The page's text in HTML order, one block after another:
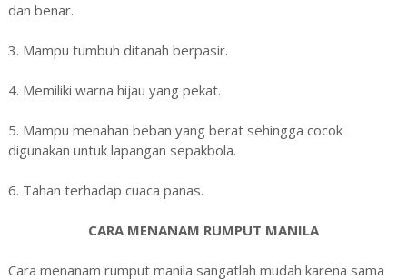
dan benar.
3. Mampu tumbuh ditanah berpasir.
4. Memiliki warna hijau yang pekat.
5. Mampu menahan beban yang berat sehingga cocok
digunakan untuk lapangan sepakbola.
6. Tahan terhadap cuaca panas.
CARA MENANAM RUMPUT MANILA
Cara menanam rumput manila sangatlah mudah karena sama